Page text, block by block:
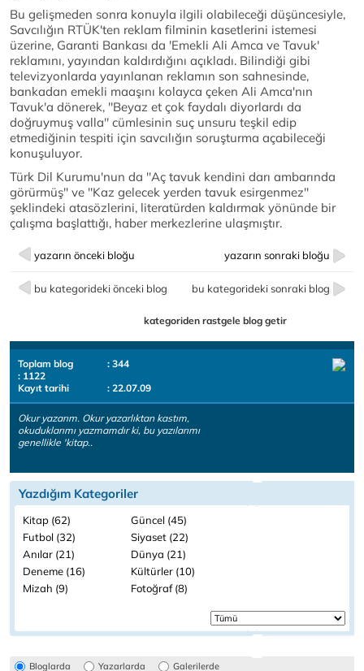
Bu gelişmeden sonra konuyla ilgili olabileceği düşüncesiyle,
Savcılığın RTÜK'ten reklam filminin kasetlerini istemesi
üzerine, Garanti Bankası da 'Emekli Ali Amca ve Tavuk'
reklamını, yayından kaldırdığını açıkladı. Bilindiği gibi
televizyonlarda yayınlanan reklamın son sahnesinde,
bankadan emekli maaşını kolayca çeken Ali Amca'nın
Tavuk'a dönerek, ''Beyaz et çok faydalı diyorlardı da
doğruymuş valla'' cümlesinin suç unsuru teşkil edip
etmediğinin tespiti için savcılığın soruşturma açabileceği
konuşuluyor.
Türk Dil Kurumu'nun da ''Aç tavuk kendini darı ambarında
görürmüş'' ve ''Kaz gelecek yerden tavuk esirgenmez''
şeklindeki atasözlerini, literatürden kaldırmak yönünde bir
çalışma başlattığı, haber merkezlerine ulaşmıştır.
yazarın önceki bloğu yazarın sonraki bloğu
bu kategorideki önceki blog bu kategorideki sonraki blog
kategoriden rastgele blog getir
Toplam blog
: 344
: 1122
Kayıt tarihi
: 22.07.09
Okur yazarım. Okur yazarlıktan kastım,
okuduklarımı yazmamdır ki, bu yazılarımı
genellikle 'kitap..
Yazdığım Kategoriler
Kitap (62)
Güncel (45)
Futbol (32)
Siyaset (22)
Anılar (21)
Dünya (21)
Deneme (16)
Kültürler (10)
Mizah (9)
Fotoğraf (8)
Bloglarda Yazarlarda Galerilerde